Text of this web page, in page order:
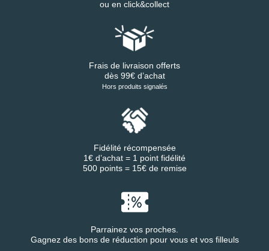
ou en click&collect
Frais de livraison offerts
dès 99€ d’achat
Hors produits signalés
Fidélité récompensée
1€ d’achat = 1 point fidélité
500 points = 15€ de remise
Parrainez vos proches.
Gagnez des bons de réduction pour vous et vos filleuls